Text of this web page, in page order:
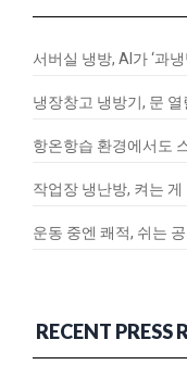
서버실 냉방, AI가 ‘과
냉장창고 냉방기, 문
항온항습 환경에서도
작업장 냉난방, 켜는
운동 중엔 쾌적, 쉬는
RECENT PRESS